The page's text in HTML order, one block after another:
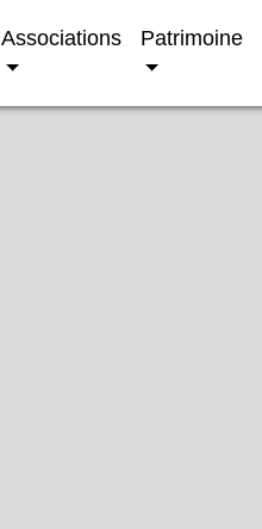
Associations Patrimoine